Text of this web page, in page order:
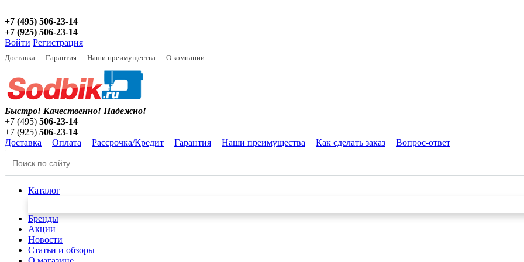
+7 (495) 506-23-14
+7 (925) 506-23-14
Войти Регистрация
Доставка Гарантия Наши преимущества О компании
Быстро! Качественно! Надежно!
+7 (495) 506-23-14
+7 (925) 506-23-14
Доставка
Оплата Рассрочка/Кредит Гарантия Наши преимущества Как сделать заказ Вопрос-ответ
Каталог
Бренды
Акции
Новости
Статьи и обзоры